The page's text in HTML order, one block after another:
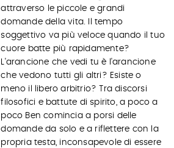
attraverso le piccole e grandi
domande della vita. Il tempo
soggettivo va più veloce quando il tuo
cuore batte più rapidamente?
L'arancione che vedi tu è l'arancione
che vedono tutti gli altri? Esiste o
meno il libero arbitrio? Tra discorsi
filosofici e battute di spirito, a poco a
poco Ben comincia a porsi delle
domande da solo e a riflettere con la
propria testa, inconsapevole di essere